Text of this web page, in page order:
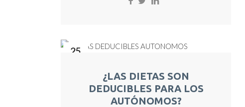
25
¿LAS DIETAS SON
DEDUCIBLES PARA LOS
AUTÓNOMOS?